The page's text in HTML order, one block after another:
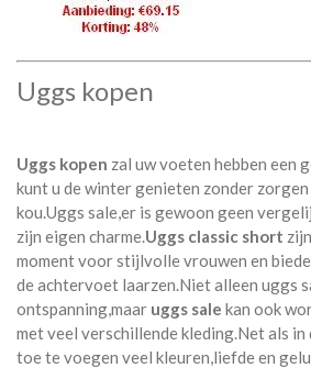
Uggs kopen
Uggs kopen zal uw voeten hebben een
kunt u de winter genieten zonder
kou.Uggs sale,er is gewoon geen
zijn eigen charme.Uggs classic short
moment voor stijlvolle vrouwen en
de achtervoet laarzen.Niet alleen uggs
ontspanning,maar uggs sale kan ook
met veel verschillende kleding.Net als in
toe te voegen veel kleuren,liefde en